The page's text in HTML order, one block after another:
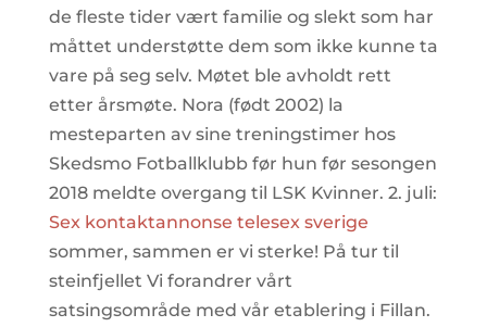
de fleste tider vært familie og slekt som har
måttet understøtte dem som ikke kunne ta
vare på seg selv. Møtet ble avholdt rett
etter årsmøte. Nora (født 2002) la
mesteparten av sine treningstimer hos
Skedsmo Fotballklubb før hun før sesongen
2018 meldte overgang til LSK Kvinner. 2. juli:
Sex kontaktannonse telesex sverige
sommer, sammen er vi sterke! På tur til
steinfjellet Vi forandrer vårt
satsingsområde med vår etablering i Fillan.